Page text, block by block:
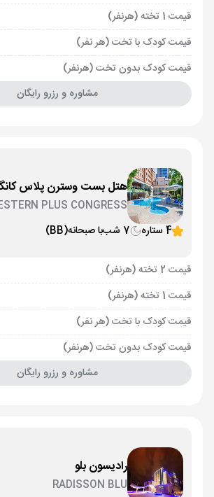
قیمت 1 تخته (هرنفر)
قیمت کودک با تخت (هر نفر)
قیمت کودک بدون تخت (هرنفر)
مشاوره و رزرو رایگان
هتل بست وسترن پلاس
PLUS CONGRESS
4 ستاره
7 شب با صبحانه(BB)
قیمت 2 تخته (هرنفر)
قیمت 1 تخته (هرنفر)
قیمت کودک با تخت (هر نفر)
قیمت کودک بدون تخت (هرنفر)
مشاوره و رزرو رایگان
رادیسون بلو
RADISSON BLU